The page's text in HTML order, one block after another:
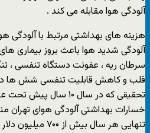
آلودگی هوا مقابله می کند .
هزینه های بهداشتی مرتبط با آلودگی
آلودگی شدید هوا باعث بروز بیماری
سرطان ریه ، عفونت دستگاه تنفسی ،
قلب و کاهش قابلیت تنفسی شش ها
تحقیقی که در سال ۱۰
خسارات بهداشتی آلودگی هوای تهران
تنهایی هر سال بیش از ۷۰۰ میلیون دلار از این بابت هزینه می دهد .